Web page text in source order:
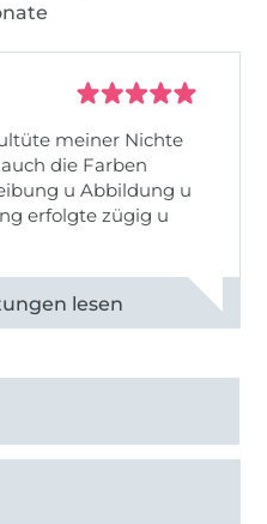
meiner Nichte
die Farben
u Abbildung u
erfolgte zügig u
ansehen